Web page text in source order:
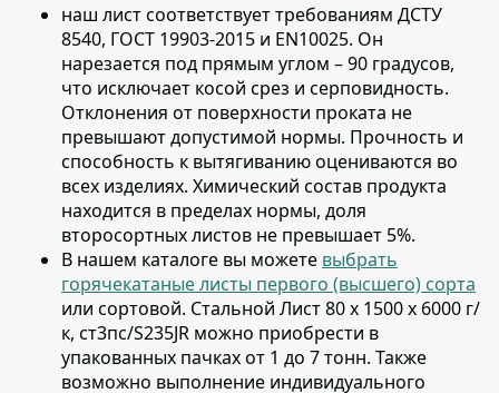
наш лист соответствует требованиям ДСТУ
8540, ГОСТ 19903-2015 и EN10025. Он
нарезается под прямым углом – 90 градусов,
что исключает косой срез и серповидность.
Отклонения от поверхности проката не
превышают допустимой нормы. Прочность и
способность к вытягиванию оцениваются во
всех изделиях. Химический состав продукта
находится в пределах нормы, доля
второсортных листов не превышает 5%.
В нашем каталоге вы можете выбрать
горячекатаные листы первого (высшего) сорта
или сортовой. Стальной Лист 80 х 1500 х 6000 г/
к, ст3пс/S235JR можно приобрести в
упакованных пачках от 1 до 7 тонн. Также
возможно выполнение индивидуального